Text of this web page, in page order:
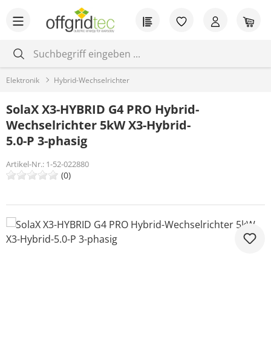
Zum Hauptinhalt springen Du hast 0
Elektronik Hybrid-Wechselrichter
SolaX X3-HYBRID G4 PRO Hybrid-
Wechselrichter 5kW X3-Hybrid-
5.0-P 3-phasig
Artikel-Nr.: 1-52-022880
(0)
Bildergalerie überspringen